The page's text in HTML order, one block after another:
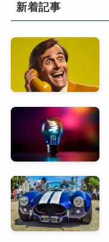
新着記事